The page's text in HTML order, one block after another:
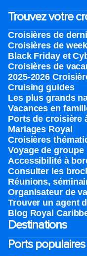
Trouvez votre
Croisières de
Croisières de
Black Friday et
Croisières de
2025-2026
Cruising guides
Les plus grands
Vacances en
Ports de croisière
Mariages Royal
Croisières
Voyage de groupe​
Accessibilité à
Consulter les
Réunions,
Organisateur de
Trouver un agent
Blog Royal
Destinations
Ports populaires